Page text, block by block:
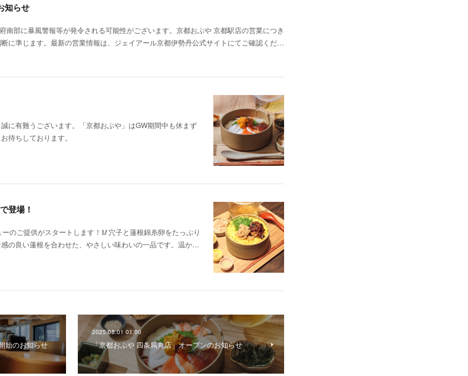
知らせ
南部に暴風警報等が発令される可能性がございます。京都おぶや 京都駅店の営業につき
に準じます。最新の営業情報は、ジェイアール京都伊勢丹公式サイトにてご確認くだ…
に有難うございます。「京都おぶや」はGW期間中も休まず
待ちしております。
登場！
のご提供がスタートします！🥢穴子と蓮根錦糸卵をたっぷり
の良い蓮根を合わせた、やさしい味わいの一品です。温か…
始のお知らせ
2025.08.01 01:00
「京都おぶや 四条烏丸店」オープンのお知らせ